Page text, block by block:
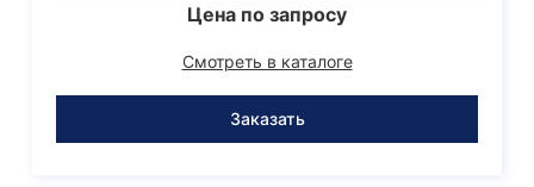
Цена по запросу
Смотреть в каталоге
Заказать